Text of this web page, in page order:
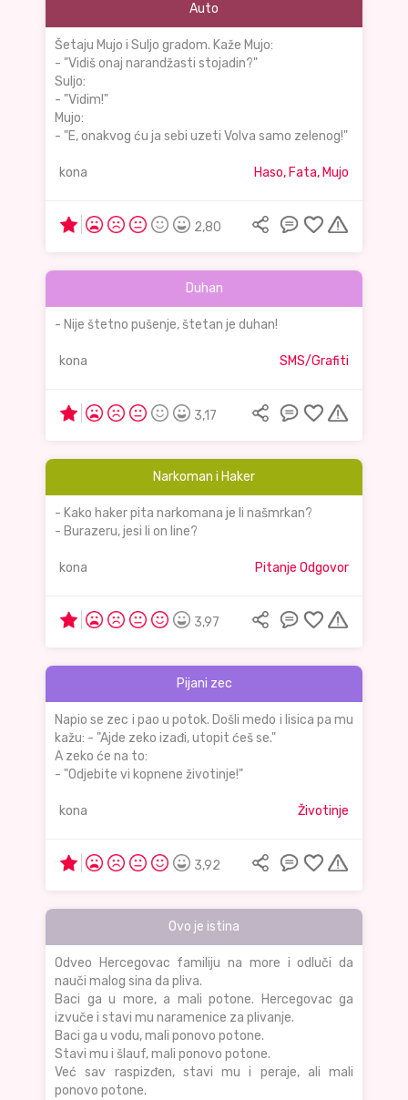
Auto
Šetaju Mujo i Suljo gradom. Kaže Mujo:
- "Vidiš onaj narandžasti stojadin?"
Suljo:
- "Vidim!"
Mujo:
- "E, onakvog ću ja sebi uzeti Volva samo zelenog!"
kona Haso, Fata, Mujo
2,80
Duhan
- Nije štetno pušenje, štetan je duhan!
kona SMS/Grafiti
3,17
Narkoman i Haker
- Kako haker pita narkomana je li našmrkan?
- Burazeru, jesi li on line?
kona Pitanje Odgovor
3,97
Pijani zec
Napio se zec i pao u potok. Došli medo i lisica pa mu
kažu: - "Ajde zeko izađi, utopit ćeš se."
A zeko će na to:
- "Odjebite vi kopnene životinje!"
kona Životinje
3,92
Ovo je istina
Odveo Hercegovac familiju na more i odluči da
nauči malog sina da pliva.
Baci ga u more, a mali potone. Hercegovac ga
izvuče i stavi mu naramenice za plivanje.
Baci ga u vodu, mali ponovo potone.
Stavi mu i šlauf, mali ponovo potone.
Već sav raspizđen, stavi mu i peraje, ali mali
ponovo potone.